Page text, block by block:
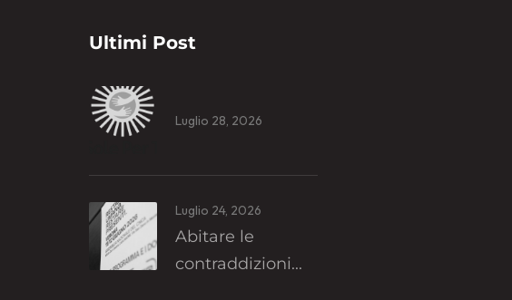
Ultimi Post
Luglio 28, 2026
Luglio 24, 2026
Abitare le
contraddizioni...